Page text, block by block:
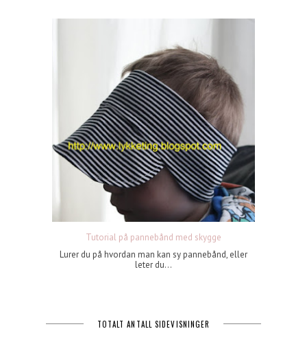
Tutorial på pannebånd med skygge
Lurer du på hvordan man kan sy pannebånd, eller
leter du...
TOTALT ANTALL SIDEVISNINGER